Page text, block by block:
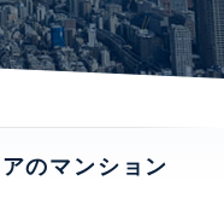
のマンション